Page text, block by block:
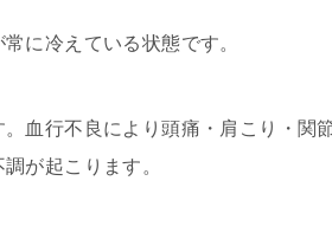
に冷えている状態です。
血行不良により頭痛・肩こり・関
が起こります。